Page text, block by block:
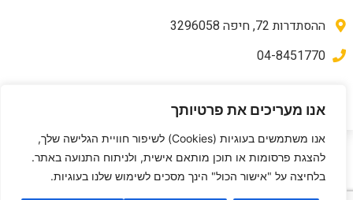
אנו מעריכים את פרטיותך
אנו משתמשים בעוגיות (Cookies) לשיפור חוויית הגלישה שלך,
להצגת פרסומות או תוכן מותאם אישית, ולניתוח התנועה באתר.
בלחיצה על "אישור הכול" הינך מסכים לשימוש שלנו בעוגיות.
ההסתדרות 72, חיפה 3296058
04-8451770
בניית אתרים - בראש שיווק ופרסום
© כל הזכויות שמורות ל-Bgate פתרונות תוכנה בע”מ